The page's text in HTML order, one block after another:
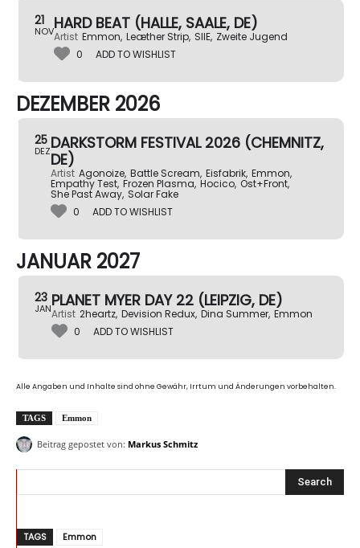
21
NOVHARD BEAT (HALLE, SAALE, DE)
Artist Emmon, Leæther Strip, SIIE, Zweite Jugend
0
ADD TO WISHLIST
DEZEMBER 2026
25
DEZDARKSTORM FESTIVAL 2026 (CHEMNITZ,
DE)
Artist Agonoize, Battle Scream, Eisfabrik, Emmon,
Empathy Test, Frozen Plasma, Hocico, Ost+Front,
She Past Away, Solar Fake
0
ADD TO WISHLIST
JANUAR 2027
23
JANPLANET MYER DAY 22 (LEIPZIG, DE)
Artist 2heartz, Devision Redux, Dina Summer, Emmon
0
ADD TO WISHLIST
Alle Angaben und Inhalte sind ohne Gewähr, Irrtum und Änderungen vorbehalten.
TAGS Emmon
Beitrag gepostet von: Markus Schmitz
Search
TAGS Emmon